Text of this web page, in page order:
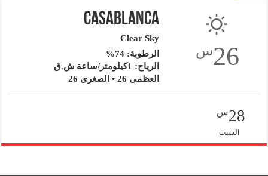
26س
Casablanca
Clear Sky
الرطوبة: 74%
الرياح: 1كيلومتر/ساعة ش.ق
العظمى 26 • الصغرى 26
28س
السبت